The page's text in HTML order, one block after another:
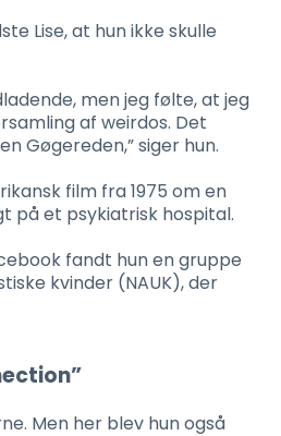
Lise, at hun ikke skulle
men jeg følte, at jeg
af weirdos. Det
Gøgereden,” siger hun.
film fra 1975 om en
på et psykiatrisk hospital.
fandt hun en gruppe
kvinder (NAUK), der
Men her blev hun også